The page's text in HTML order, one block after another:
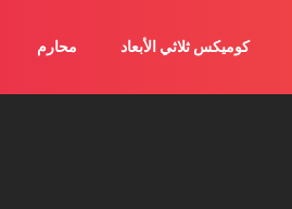
كوميكس ثلاثي الأبعاد محارم